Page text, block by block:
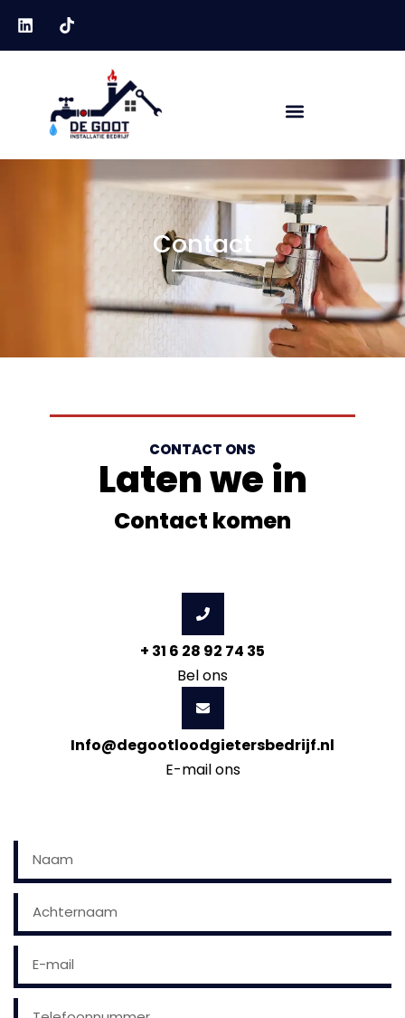
Contact
CONTACT ONS
Laten we in
Contact komen
+ 31 6 28 92 74 35
Bel ons
Info@degootloodgietersbedrijf.nl
E-mail ons